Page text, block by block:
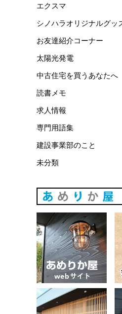
エクスマ
シノハラオリジナルグッ
お友達紹介コーナー
太陽光発電
中古住宅を買うあなたへ
読書メモ
求人情報
専門用語集
建設事業部のこと
未分類
あ